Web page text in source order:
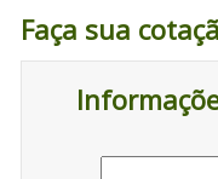
Faça sua